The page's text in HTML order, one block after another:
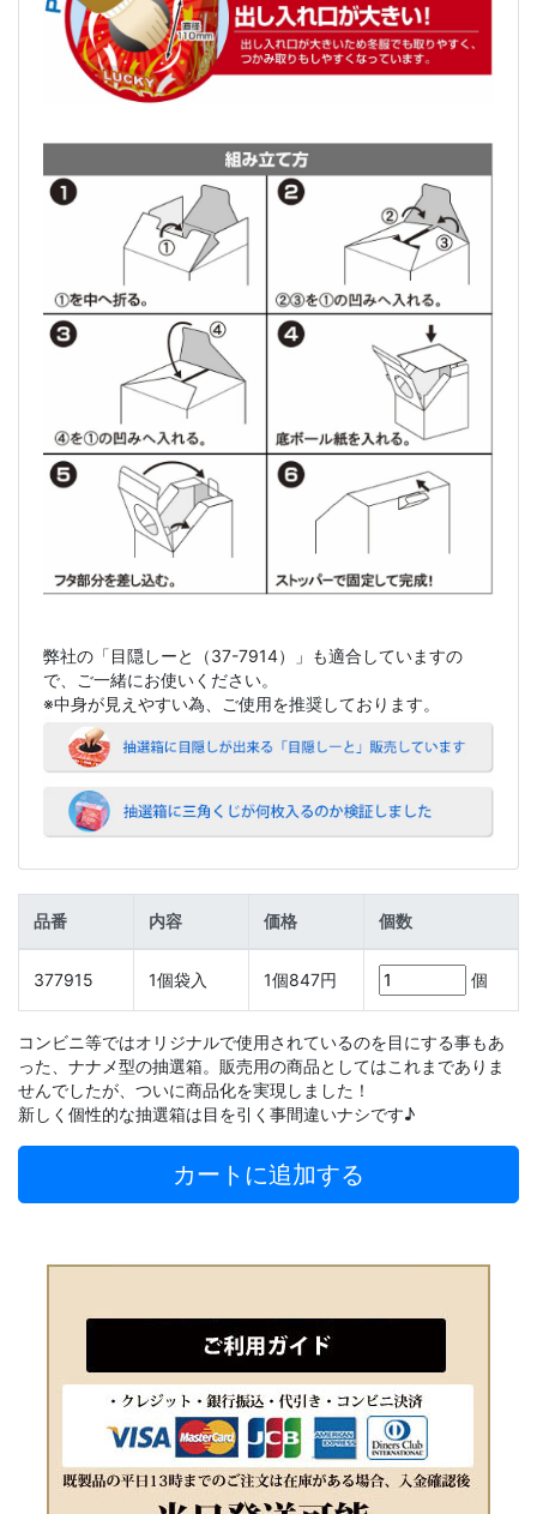
弊社の「目隠しーと（37-7914）」も適合していますの
で、ご一緒にお使いください。
※中身が見えやすい為、ご使用を推奨しております。
品番 内容 価格 個数
377915 1個袋入 1個847円 個
コンビニ等ではオリジナルで使用されているのを目にする事もあ
った、ナナメ型の抽選箱。販売用の商品としてはこれまでありま
せんでしたが、ついに商品化を実現しました！
新しく個性的な抽選箱は目を引く事間違いナシです♪
カートに追加する